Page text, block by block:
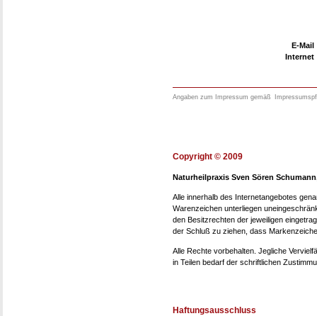
E-Mail
Internet
Angaben zum Impressum gemäß
Copyright © 2009
Naturheilpraxis Sven Sören
Alle innerhalb des Internetangebotes
Warenzeichen unterliegen
den Besitzrechten der jeweiligen
der Schluß zu ziehen, dass
Alle Rechte vorbehalten. Jegliche
in Teilen bedarf der schriftlichen
Haftungsausschluss